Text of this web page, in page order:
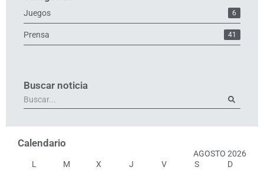
Juegos 6
Prensa 41
Buscar noticia
Calendario
AGOSTO 2026
L
M X J V S D